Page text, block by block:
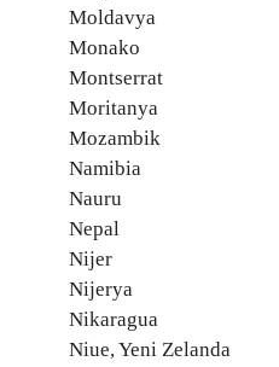
Moldavya
Monako
Montserrat
Moritanya
Mozambik
Namibia
Nauru
Nepal
Nijer
Nijerya
Nikaragua
Niue, Yeni Zelanda